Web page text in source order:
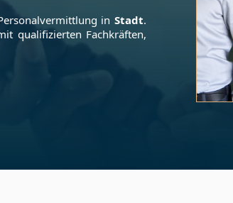
inStadt.
qualifizierten Fachkräften,